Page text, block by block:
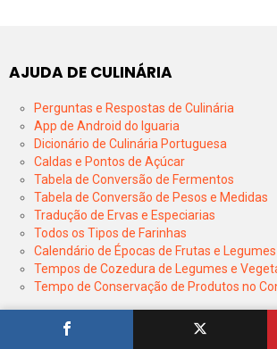
AJUDA DE CULINÁRIA
Perguntas e Respostas de Culinária
App de Android do Iguaria
Dicionário de Culinária Portuguesa
Caldas e Pontos de Açúcar
Tabela de Conversão de Fermentos
Tabela de Conversão de Pesos e Medidas
Tradução de Ervas e Especiarias
Todos os Tipos de Farinhas
Calendário de Épocas de Frutas e Legumes
Tempos de Cozedura de Legumes e
Tempo de Conservação de Produtos no